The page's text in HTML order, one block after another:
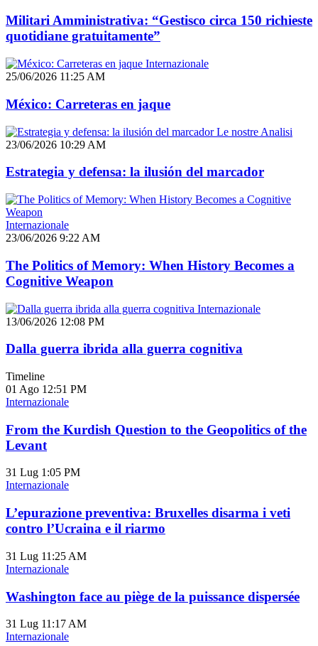
Militari Amministrativa: “Gestisco circa 150 richieste
quotidiane gratuitamente”
Internazionale
25/06/2026 11:25 AM
México: Carreteras en jaque
Le nostre Analisi
23/06/2026 10:29 AM
Estrategia y defensa: la ilusión del marcador
Internazionale
23/06/2026 9:22 AM
The Politics of Memory: When History Becomes a
Cognitive Weapon
Internazionale
13/06/2026 12:08 PM
Dalla guerra ibrida alla guerra cognitiva
Timeline
01 Ago 12:51 PM
Internazionale
From the Kurdish Question to the Geopolitics of the
Levant
31 Lug 1:05 PM
Internazionale
L’epurazione preventiva: Bruxelles disarma i veti
contro l’Ucraina e il riarmo
31 Lug 11:25 AM
Internazionale
Washington face au piège de la puissance dispersée
31 Lug 11:17 AM
Internazionale